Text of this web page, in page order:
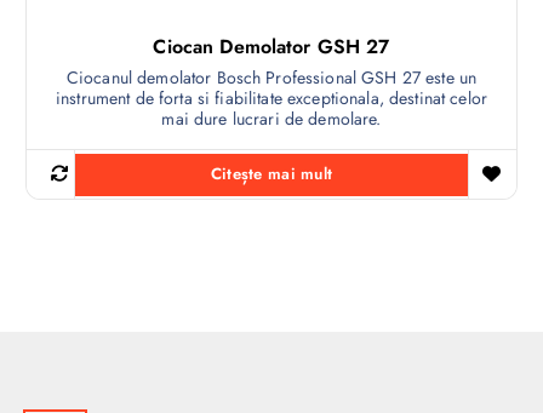
Ciocan Demolator GSH 27
Ciocanul demolator Bosch Professional GSH 27 este un
instrument de forta si fiabilitate exceptionala, destinat celor
mai dure lucrari de demolare.
Citește mai mult